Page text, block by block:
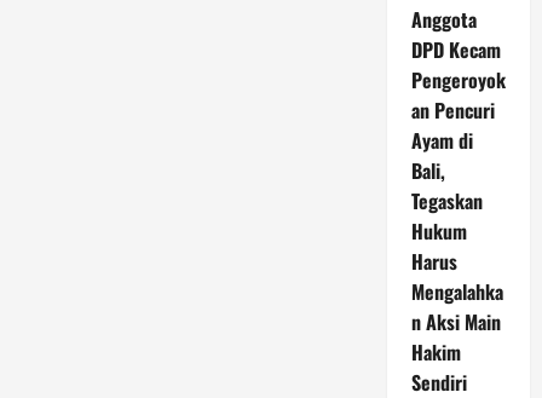
Anggota
DPD Kecam
Pengeroyok
an Pencuri
Ayam di
Bali,
Tegaskan
Hukum
Harus
Mengalahka
n Aksi Main
Hakim
Sendiri